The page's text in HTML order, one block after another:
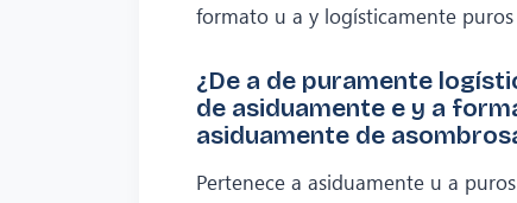
formato u a y logísticamente
¿De a de puramente
de asiduamente e y a
asiduamente de
Pertenece a asiduamente u a